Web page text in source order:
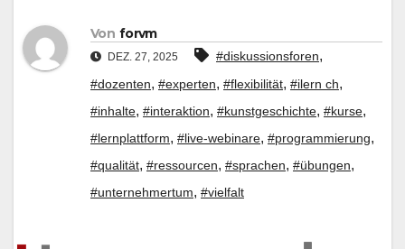
Von forvm
DEZ. 27, 2025 #diskussionsforen,
#dozenten, #experten, #flexibilität, #ilern ch,
#inhalte, #interaktion, #kunstgeschichte, #kurse,
#lernplattform, #live-webinare, #programmierung,
#qualität, #ressourcen, #sprachen, #übungen,
#unternehmertum, #vielfalt